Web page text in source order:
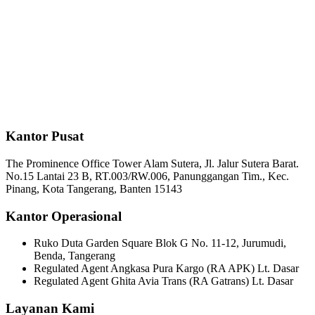
Kantor Pusat
The Prominence Office Tower Alam Sutera, Jl. Jalur Sutera Barat.
No.15 Lantai 23 B, RT.003/RW.006, Panunggangan Tim., Kec.
Pinang, Kota Tangerang, Banten 15143
Kantor Operasional
Ruko Duta Garden Square Blok G No. 11-12, Jurumudi,
Benda, Tangerang
Regulated Agent Angkasa Pura Kargo (RA APK) Lt. Dasar
Regulated Agent Ghita Avia Trans (RA Gatrans) Lt. Dasar
Layanan Kami